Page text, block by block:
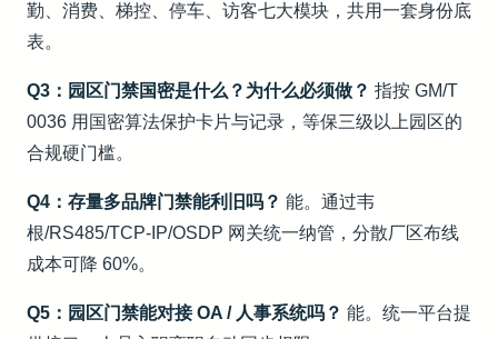
勤、消费、梯控、停车、访客七大模块，共用一套身份底
表。
Q3：园区门禁国密是什么？为什么必须做？ 指按 GM/T
0036 用国密算法保护卡片与记录，等保三级以上园区的
合规硬门槛。
Q4：存量多品牌门禁能利旧吗？ 能。通过韦
根/RS485/TCP-IP/OSDP 网关统一纳管，分散厂区布线
成本可降 60%。
Q5：园区门禁能对接 OA / 人事系统吗？ 能。统一平台提